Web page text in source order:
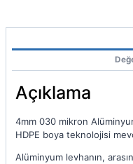
Açıklama
4mm 030 mikron
HDPE boya teknolojisi
Alüminyum levhanın,